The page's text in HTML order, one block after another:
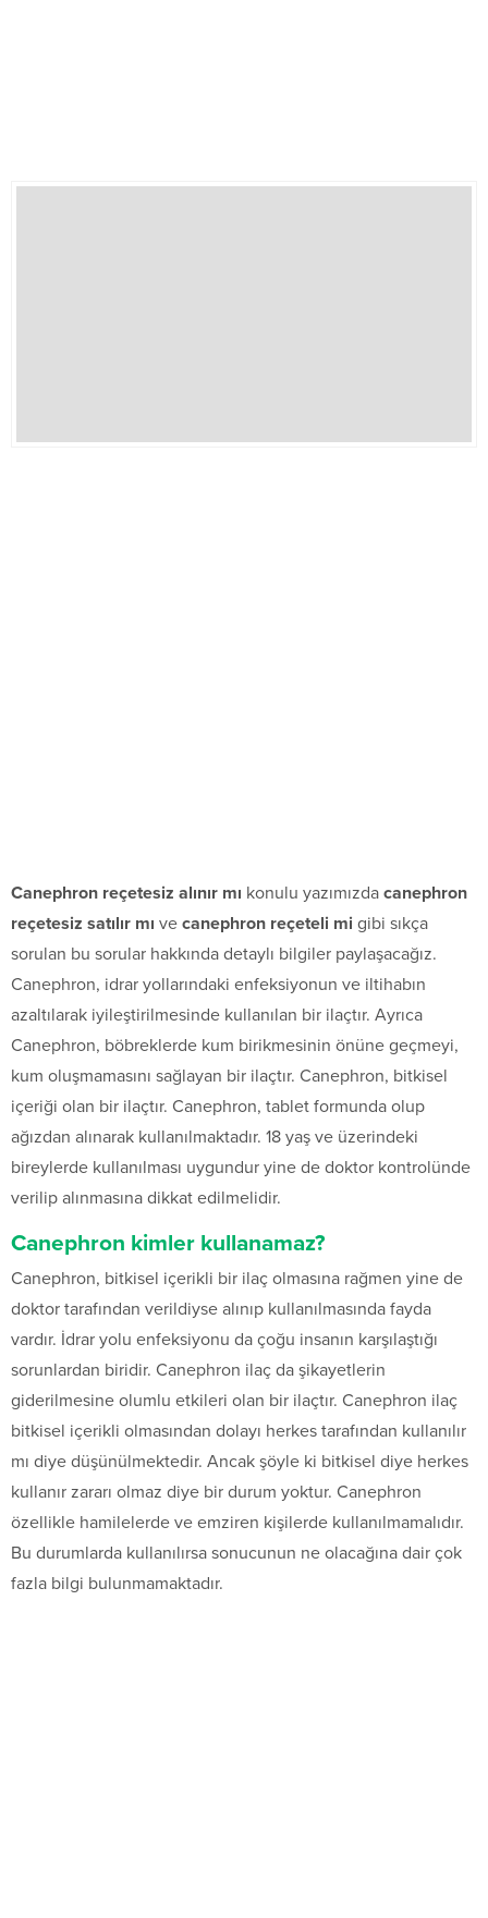
Canephron reçetesiz alınır mı konulu yazımızda canephron
reçetesiz satılır mı ve canephron reçeteli mi gibi sıkça
sorulan bu sorular hakkında detaylı bilgiler paylaşacağız.
Canephron, idrar yollarındaki enfeksiyonun ve iltihabın
azaltılarak iyileştirilmesinde kullanılan bir ilaçtır. Ayrıca
Canephron, böbreklerde kum birikmesinin önüne geçmeyi,
kum oluşmamasını sağlayan bir ilaçtır. Canephron, bitkisel
içeriği olan bir ilaçtır. Canephron, tablet formunda olup
ağızdan alınarak kullanılmaktadır. 18 yaş ve üzerindeki
bireylerde kullanılması uygundur yine de doktor kontrolünde
verilip alınmasına dikkat edilmelidir.
Canephron kimler kullanamaz?
Canephron, bitkisel içerikli bir ilaç olmasına rağmen yine de
doktor tarafından verildiyse alınıp kullanılmasında fayda
vardır. İdrar yolu enfeksiyonu da çoğu insanın karşılaştığı
sorunlardan biridir. Canephron ilaç da şikayetlerin
giderilmesine olumlu etkileri olan bir ilaçtır. Canephron ilaç
bitkisel içerikli olmasından dolayı herkes tarafından kullanılır
mı diye düşünülmektedir. Ancak şöyle ki bitkisel diye herkes
kullanır zararı olmaz diye bir durum yoktur. Canephron
özellikle hamilelerde ve emziren kişilerde kullanılmamalıdır.
Bu durumlarda kullanılırsa sonucunun ne olacağına dair çok
fazla bilgi bulunmamaktadır.